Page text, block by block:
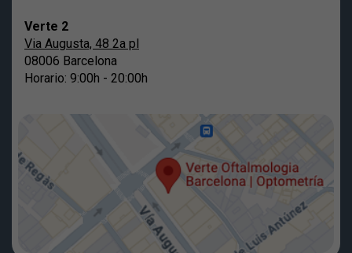
Verte 2
Via Augusta, 48 2a pl
08006 Barcelona
Horario: 9:00h - 20:00h